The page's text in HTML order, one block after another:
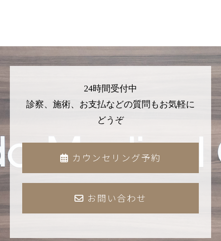
24時間受付中
診察、施術、お支払などの質問もお気軽に
どうぞ
カウンセリング予約
お問い合わせ